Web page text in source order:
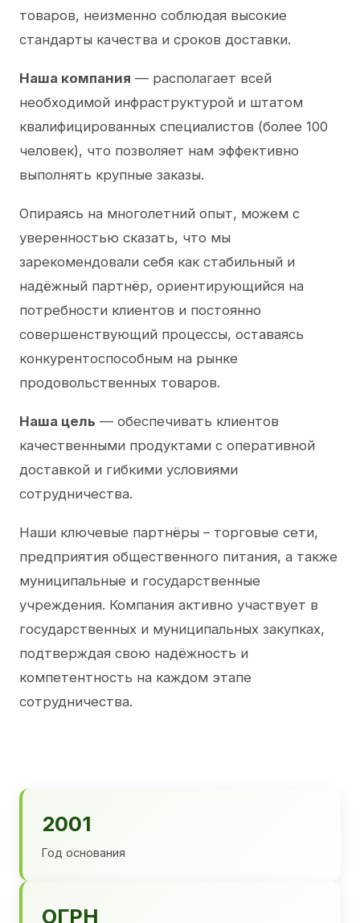
товаров, неизменно соблюдая высокие
стандарты качества и сроков доставки.
Наша компания — располагает всей
необходимой инфраструктурой и штатом
квалифицированных специалистов (более 100
человек), что позволяет нам эффективно
выполнять крупные заказы.
Опираясь на многолетний опыт, можем с
уверенностью сказать, что мы
зарекомендовали себя как стабильный и
надёжный партнёр, ориентирующийся на
потребности клиентов и постоянно
совершенствующий процессы, оставаясь
конкурентоспособным на рынке
продовольственных товаров.
Наша цель — обеспечивать клиентов
качественными продуктами с оперативной
доставкой и гибкими условиями
сотрудничества.
Наши ключевые партнёры – торговые сети,
предприятия общественного питания, а также
муниципальные и государственные
учреждения. Компания активно участвует в
государственных и муниципальных закупках,
подтверждая свою надёжность и
компетентность на каждом этапе
сотрудничества.
2001
Год основания
ОГРН